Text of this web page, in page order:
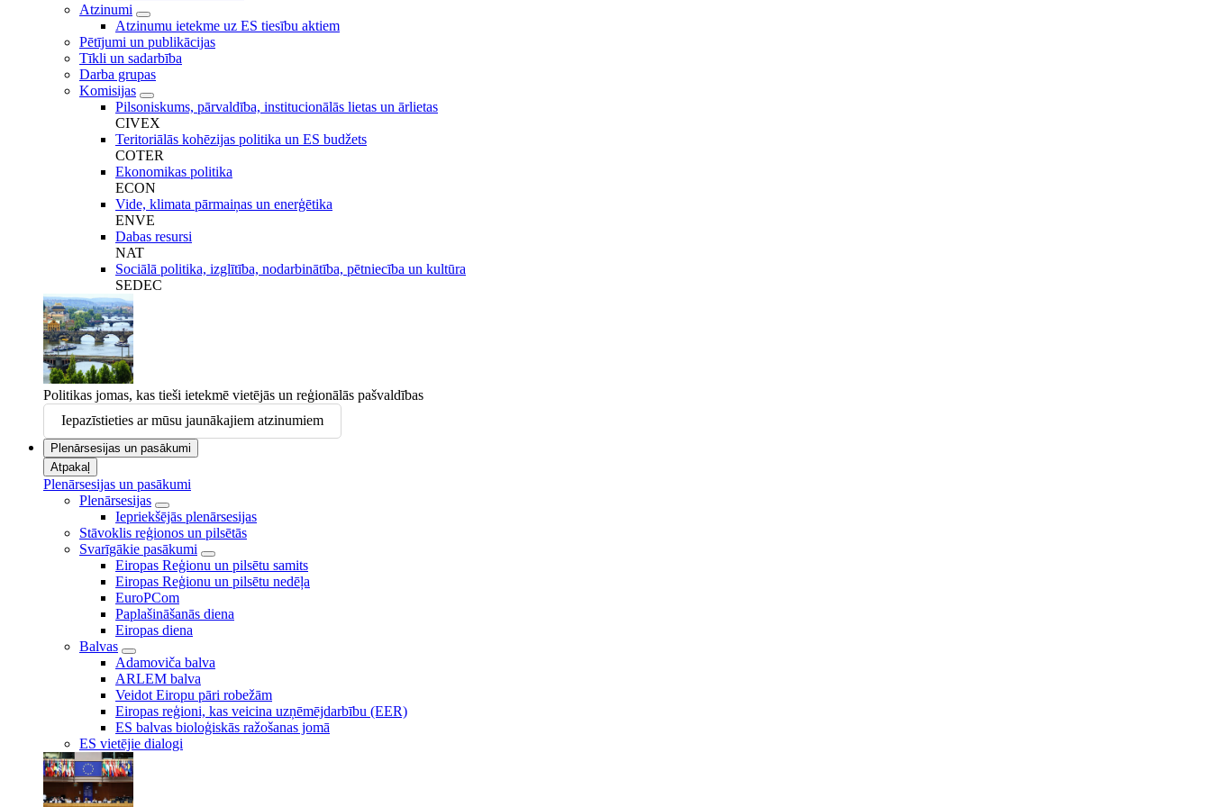
Atzinumi
Atzinumu ietekme uz ES tiesību aktiem
Pētījumi un publikācijas
Tīkli un sadarbība
Darba grupas
Komisijas
Pilsoniskums, pārvaldība, institucionālās lietas un ārlietas
CIVEX
Teritoriālās kohēzijas politika un ES budžets
COTER
Ekonomikas politika
ECON
Vide, klimata pārmaiņas un enerģētika
ENVE
Dabas resursi
NAT
Sociālā politika, izglītība, nodarbinātība, pētniecība un kultūra
SEDEC
Politikas jomas, kas tieši ietekmē vietējās un reģionālās pašvaldības
Iepazīstieties ar mūsu jaunākajiem atzinumiem
Plenārsesijas un pasākumi
Atpakaļ
Plenārsesijas un pasākumi
Plenārsesijas
Iepriekšējās plenārsesijas
Stāvoklis reģionos un pilsētās
Svarīgākie pasākumi
Eiropas Reģionu un pilsētu samits
Eiropas Reģionu un pilsētu nedēļa
EuroPCom
Paplašināšanās diena
Eiropas diena
Balvas
Adamoviča balva
ARLEM balva
Veidot Eiropu pāri robežām
Eiropas reģioni, kas veicina uzņēmējdarbību (EER)
ES balvas bioloģiskās ražošanas jomā
ES vietējie dialogi